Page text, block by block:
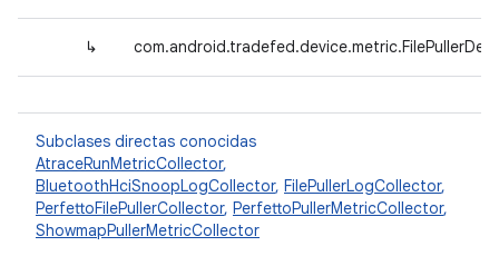
↳
Subclases directas conocidas
AtraceRunMetricCollector,
BluetoothHciSnoopLogCollector, FilePullerLogCollector,
PerfettoFilePullerCollector, PerfettoPullerMetricCollector,
ShowmapPullerMetricCollector